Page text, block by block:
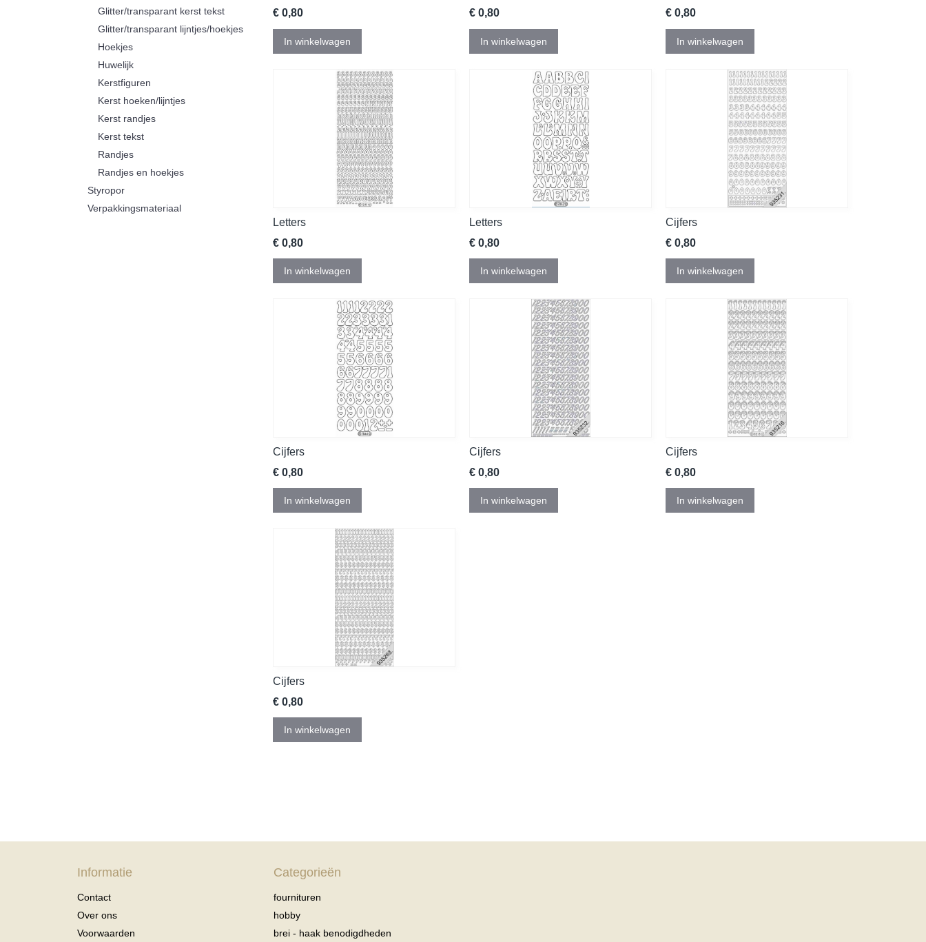
Glitter/transparant kerst tekst
Glitter/transparant lijntjes/hoekjes
Hoekjes
Huwelijk
Kerstfiguren
Kerst hoeken/lijntjes
Kerst randjes
Kerst tekst
Randjes
Randjes en hoekjes
Styropor
Verpakkingsmateriaal
€ 0,80
In winkelwagen
€ 0,80
In winkelwagen
€ 0,80
In winkelwagen
Letters
€ 0,80
In winkelwagen
Letters
€ 0,80
In winkelwagen
Cijfers
€ 0,80
In winkelwagen
Cijfers
€ 0,80
In winkelwagen
Cijfers
€ 0,80
In winkelwagen
Cijfers
€ 0,80
In winkelwagen
Cijfers
€ 0,80
In winkelwagen
Informatie
Contact
Over ons
Voorwaarden
Categorieën
fournituren
hobby
brei - haak benodigdheden